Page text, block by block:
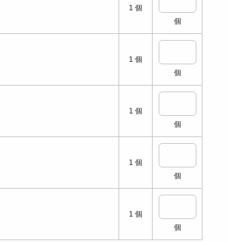
1 個
個
1 個
個
1 個
個
1 個
個
1 個
個